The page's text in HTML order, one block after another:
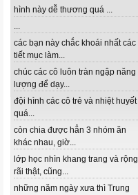
hình này dễ thương quá ...
...
các bạn này chắc khoái nhất các
tiết mục làm...
chúc các cô luôn tràn ngập năng
lượng để dạy...
đội hình các cô trẻ và nhiệt huyết
quá...
còn chia được hẳn 3 nhóm ăn
khác nhau, giờ...
lớp học nhìn khang trang và rộng
rãi thật, cũng...
những năm ngày xưa thì Trung